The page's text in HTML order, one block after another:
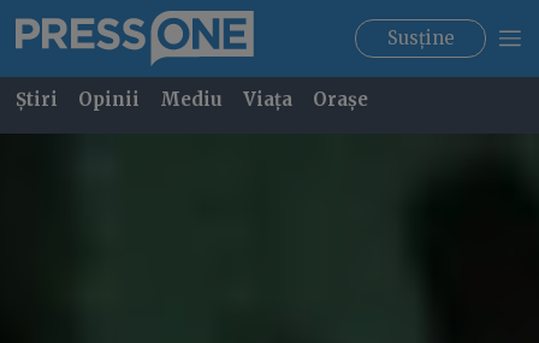
Susține
Știri Opinii Mediu Viața Orașe